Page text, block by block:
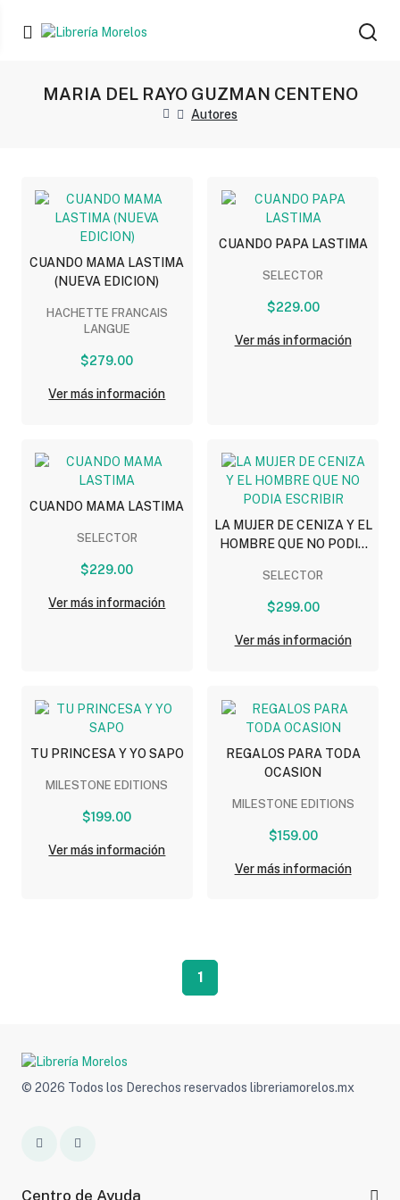
MARIA DEL RAYO GUZMAN CENTENO
Autores
CUANDO MAMA LASTIMA
(NUEVA EDICION)
HACHETTE FRANCAIS
LANGUE
$279.00
Ver más información
CUANDO PAPA LASTIMA
SELECTOR
$229.00
Ver más información
CUANDO MAMA LASTIMA
SELECTOR
$229.00
Ver más información
LA MUJER DE CENIZA Y EL
HOMBRE QUE NO PODIA
SELECTOR
$299.00
Ver más información
TU PRINCESA Y YO SAPO
MILESTONE EDITIONS
$199.00
Ver más información
REGALOS PARA TODA
OCASION
MILESTONE EDITIONS
$159.00
Ver más información
1
© 2026 Todos los Derechos reservados libreriamorelos.mx
Centro de Ayuda